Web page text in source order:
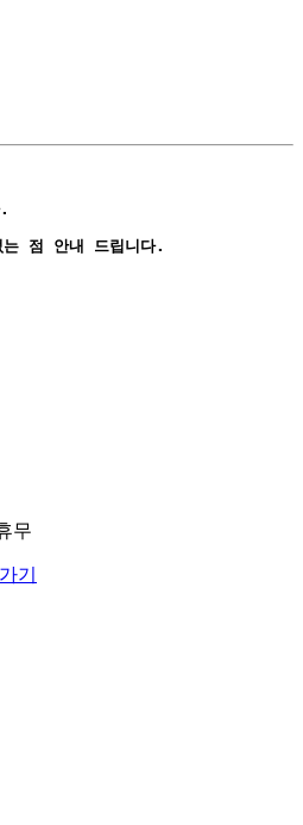
점 안내 드립니다.
무